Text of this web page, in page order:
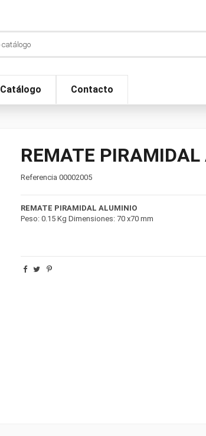
Catálogo Contacto
REMATE
Referencia 00002005
REMATE PIRAMIDAL ALUMINIO
Peso: 0.15 Kg Dimensiones: 70 x70 mm